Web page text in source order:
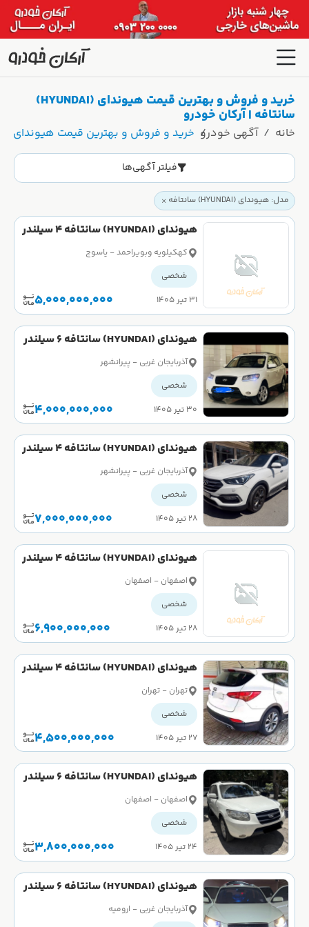
خرید و فروش و بهترین قیمت هیوندای (HYUNDAI)
سانتافه | آرکان خودرو
خانه آگهی خودرو خرید و فروش و بهترین قیمت هیوندای (HYUNDAI) سانتافه | آرکان خودرو
فیلتر آگهی‌ها
مدل: هیوندای (HYUNDAI) سانتافه
هیوندای (HYUNDAI) سانتافه 4 سیلندر
دو دیفرانسیل سال 2014
کهکیلویه وبویراحمد - یاسوج
شخصی
۳۱ تیر ۱۴۰۵
5,000,000,000
هیوندای (HYUNDAI) سانتافه 6 سیلندر
سال 2008
آذربایجان غربی - پیرانشهر
شخصی
۳۰ تیر ۱۴۰۵
4,000,000,000
هیوندای (HYUNDAI) سانتافه 4 سیلندر
دو دیفرانسیل سال 2016
آذربایجان غربی - پیرانشهر
شخصی
۲۸ تیر ۱۴۰۵
7,000,000,000
هیوندای (HYUNDAI) سانتافه 4 سیلندر
دو دیفرانسیل سال 2015
اصفهان - اصفهان
شخصی
۲۸ تیر ۱۴۰۵
6,900,000,000
هیوندای (HYUNDAI) سانتافه 4 سیلندر
تک دیفرانسیل سال 2015
تهران - تهران
شخصی
۲۷ تیر ۱۴۰۵
4,500,000,000
هیوندای (HYUNDAI) سانتافه 6 سیلندر
سال 2008اصفهان - اصفهان
شخصی
۲۴ تیر ۱۴۰۵
3,800,000,000
هیوندای (HYUNDAI) سانتافه 6 سیلندر
سال 2008
آذربایجان غربی - ارومیه